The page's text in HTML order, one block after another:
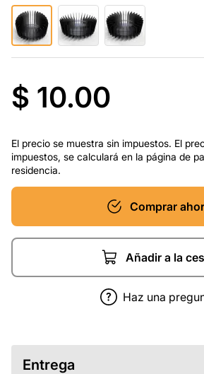
$ 10.00
El precio se muestra sin impuestos. El
impuestos, se calculará en la página de
residencia.
Comprar
Añadir a la
Haz una
Entrega